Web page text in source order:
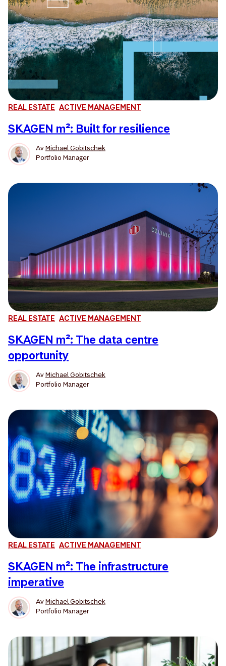
REAL ESTATE ACTIVE MANAGEMENT
SKAGEN m²: Built for resilience
AvMichael Gobitschek
Portfolio Manager
REAL ESTATE ACTIVE MANAGEMENT
SKAGEN m²: The data centre
opportunity
AvMichael Gobitschek
Portfolio Manager
REAL ESTATE ACTIVE MANAGEMENT
SKAGEN m²: The infrastructure
imperative
AvMichael Gobitschek
Portfolio Manager